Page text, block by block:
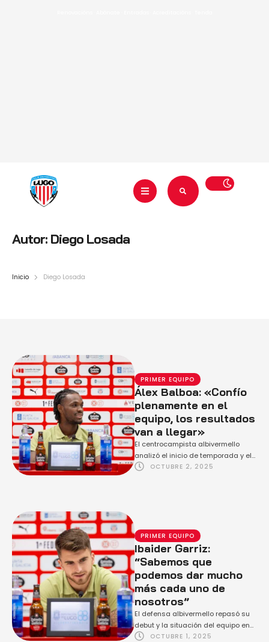
Autor: Diego Losada
Inicio Diego Losada
PRIMER EQUIPO
Álex Balboa: «Confío
plenamente en el
equipo, los resultados
van a llegar»
El centrocampista albivermello
analizó el inicio de temporada y el
choque de este sábado frente al
OCTUBRE 2, 2025
PRIMER EQUIPO
Ibaider Garriz:
“Sabemos que
podemos dar mucho
más cada uno de
nosotros”
El defensa albivermello repasó su
debut y la situación del equipo en
la previa del choque de este …
OCTUBRE 1, 2025